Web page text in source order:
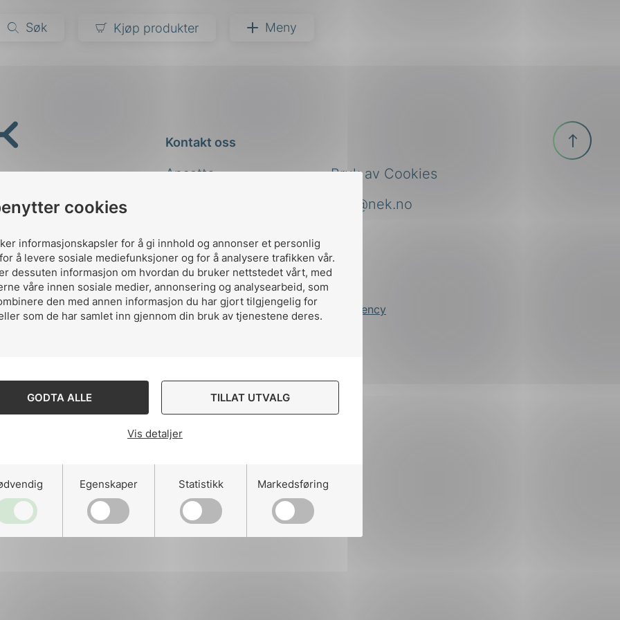
cookies
informasjonskapsler for å gi innhold og annonser et personlig
å levere sosiale mediefunksjoner og for å analysere trafikken vår.
dessuten informasjon om hvordan du bruker nettstedet vårt, med
våre innen sosiale medier, annonsering og analysearbeid, som
den med annen informasjon du har gjort tilgjengelig for
som de har samlet inn gjennom din bruk av tjenestene deres.
GODTA ALLE TILLAT UTVALG
Vis detaljer
Egenskaper Statistikk Markedsføring
Søk Kjøp produkter Meny
Kontakt oss
Ansatte
nek@nek.no
Bruk av Cookies
Designed and developed by Stem Agency
Til
toppen